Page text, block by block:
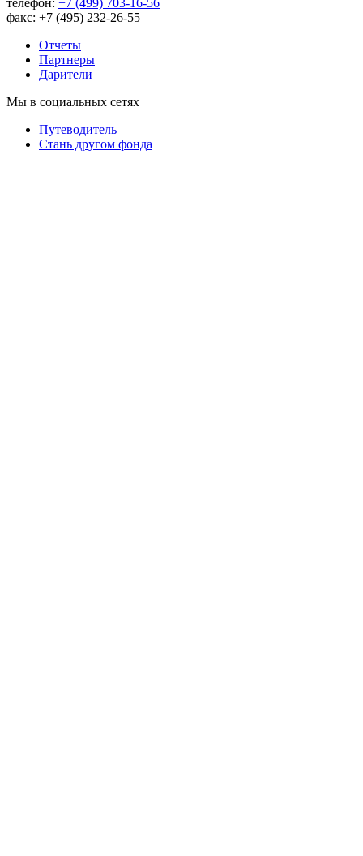
факс: +7 (495) 232-26-55
Отчеты
Партнеры
Дарители
Мы в социальных сетях
Путеводитель
Cтань другом фонда